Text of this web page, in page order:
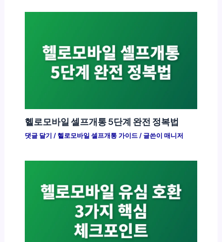
헬로모바일 셀프개통 5단계 완전 정복법
댓글 달기 / 헬로모바일 셀프개통 가이드/ 글쓴이 매니저